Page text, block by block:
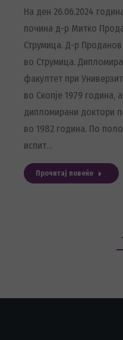
На ден 26.06.2024
почина д-р Митко
Струмица. Д-р Проданов
во Струмица.
факултет при
во Скопје 1979 година,
дипломирани доктори
во 1982 година. По
испит…
Прочитај повеќе